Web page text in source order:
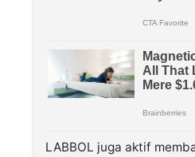
LABBOL juga aktif